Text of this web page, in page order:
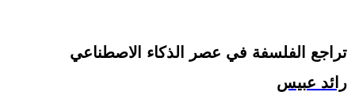
تراجع الفلسفة في عصر الذكاء الاصطناعي
رائد عبيس